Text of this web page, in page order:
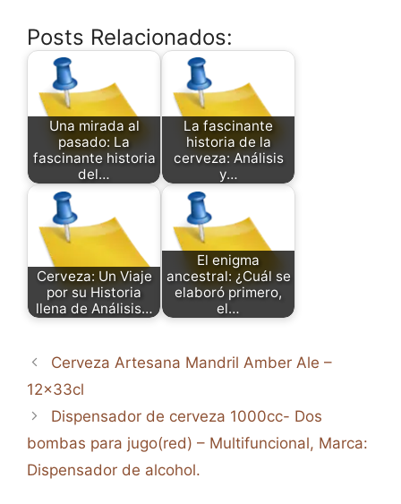
Posts Relacionados:
Una mirada al
pasado: La
fascinante historia
del…
La fascinante
historia de la
cerveza: Análisis
y…
Cerveza: Un Viaje
por su Historia
llena de Análisis…
El enigma
ancestral: ¿Cuál se
elaboró primero,
el…
Cerveza Artesana Mandril Amber Ale –
12x33cl
Dispensador de cerveza 1000cc- Dos
bombas para jugo(red) – Multifuncional, Marca:
Dispensador de alcohol.